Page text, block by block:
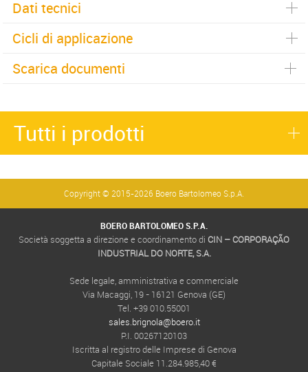
Dati tecnici
Cicli di applicazione
Scarica documenti
Tutti i prodotti
Copyright © 2015-2026 Boero Bartolomeo S.p.A.
BOERO BARTOLOMEO S.P.A.
Società soggetta a direzione e coordinamento di CIN – CORPORAÇÃO
INDUSTRIAL DO NORTE, S.A.
Sede legale, amministrativa e commerciale
Via Macaggi, 19 - 16121 Genova (GE)
Tel. +39 010.55001
sales.brignola@boero.it
P.I. 00267120103
Iscritta al registro delle Imprese di Genova
Capitale Sociale 11.284.985,40 €